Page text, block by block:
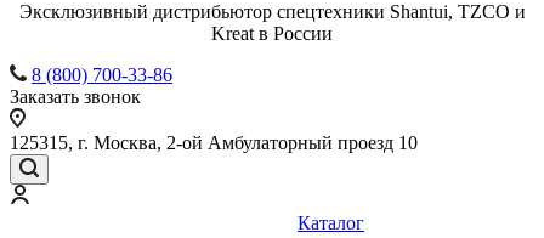
Эксклюзивный дистрибьютор спецтехники Shantui, TZCO и
Kreat в России
8 (800) 700-33-86
Заказать звонок
125315, г. Москва, 2-ой Амбулаторный проезд 10
Каталог